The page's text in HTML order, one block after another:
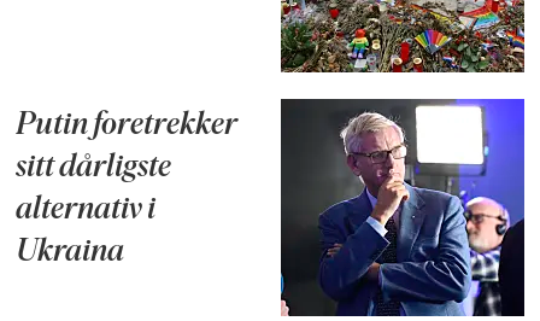
Putin foretrekker
sitt dårligste
alternativ i
Ukraina